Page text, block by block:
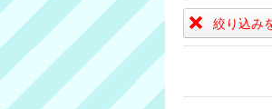
絞り込み